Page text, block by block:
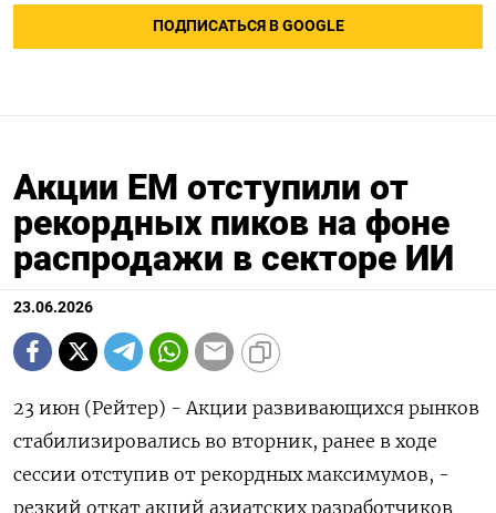
ПОДПИСАТЬСЯ В GOOGLE
Акции EM отступили от
рекордных пиков на фоне
распродажи в секторе ИИ
23.06.2026
23 июн (Рейтер) - Акции развивающихся рынков
стабилизировались во вторник, ранее в ходе
сессии отступив от рекордных максимумов, -
резкий откат акций азиатских разработчиков